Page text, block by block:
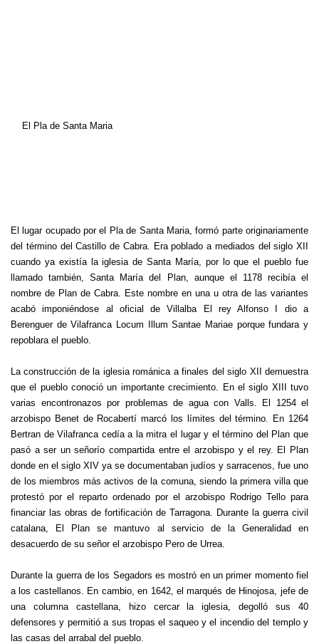
El Pla de Santa Maria
El lugar ocupado por el Pla de Santa Maria, formó parte originariamente
del término del Castillo de Cabra. Era poblado a mediados del siglo XII
cuando ya existía la iglesia de Santa María, por lo que el pueblo fue
llamado también, Santa María del Plan, aunque el 1178 recibía el
nombre de Plan de Cabra. Este nombre en una u otra de las variantes
acabó imponiéndose al oficial de Villalba El rey Alfonso I dio a
Berenguer de Vilafranca Locum Illum Santae Mariae porque fundara y
repoblara el pueblo.
La construcción de la iglesia románica a finales del siglo XII demuestra
que el pueblo conoció un importante crecimiento. En el siglo XIII tuvo
varias encontronazos por problemas de agua con Valls.
El 1254 el
arzobispo Benet de Rocabertí marcó los límites del término. En 1264
Bertran de Vilafranca cedía a la mitra el lugar y el término del Plan que
pasó a ser un señorío compartida entre el arzobispo y el rey. El Plan
donde en el siglo XIV ya se documentaban judíos y sarracenos, fue uno
de los miembros más activos de la comuna, siendo la primera villa que
protestó por el reparto ordenado por el arzobispo Rodrigo Tello para
financiar las obras de fortificación de Tarragona. Durante la guerra civil
catalana, El Plan se mantuvo al servicio de la Generalidad en
desacuerdo de su señor el arzobispo Pero de Urrea.
Durante la guerra de los Segadors es mostró en un primer momento fiel
a los castellanos. En cambio, en 1642, el marqués de Hinojosa, jefe de
una columna castellana, hizo cercar la iglesia, degolló sus 40
defensores y permitió a sus tropas el saqueo y el incendio del templo y
las casas del arrabal del pueblo.